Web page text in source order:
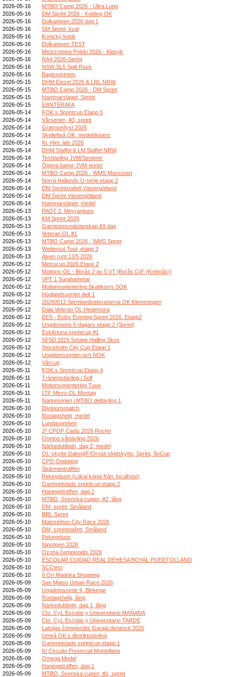
2026-05-16
MTBO Camp 2026 - Ultra Long
2026-05-16
DM Sprint 2026 - Kolding OK
2026-05-16
Dolkampen 2026 dag 1
2026-05-16
SM Sprint, kval
2026-05-16
Konický kotár
2026-05-16
Dolkampen TEST
2026-05-16
Mistrzostwa Polski 2026 - Klasyk
2026-05-16
RA4 2026-Sprint
2026-05-16
NSW SL5 Split Rock
2026-05-16
Bagissprinten
2026-05-15
DHM Einzel 2026 & LRL NRW
2026-05-15
MTBO Camp 2026 - DM Sprint
2026-05-15
Hammarslaget, Sprint
2026-05-15
53INTERAFA
2026-05-14
FOK:s Sprintcup Etapp 5
2026-05-14
Vårserien, #3, sprint
2026-05-14
Grænsedyst 2026
2026-05-14
Skellefteå OK, medeldistans
2026-05-14
Kr. Him. løb 2026
2026-05-14
DHM Staffel & LM Staffel NRW
2026-05-14
Testtävling JVM/Seniorer
2026-05-14
Öppna banor JVM-tester
2026-05-14
MTBO Camp 2026 - WMS Massstart
2026-05-14
Norra Hallands U-serie etapp 2
2026-05-14
DM Sprintstafett Västergötland
2026-05-14
DM Sprint Västergötland
2026-05-14
Hammarslaget, medel
2026-05-13
PAOT 2_Meyrargues
2026-05-13
KM Sprint 2026
2026-05-13
Garnisionsmästerskap A9 dag
2026-05-13
Veteran OL #1
2026-05-13
MTBO Camp 2026 - WMS Sprint
2026-05-13
Wettersol Tour, etapp 3
2026-05-13
Älven runt 13/5 2026
2026-05-12
Metrocup 2026 Etape 2
2026-05-12
Motions-OL - Borås 2 av 5 VT [Borås GIF (Knektås)]
2026-05-12
VPT 1 Surahammar
2026-05-12
Motionsorientering Skattkärrs SOK
2026-05-12
Höglandsserien delt 1
2026-05-12
20260512 Sörmlandveteranerna OK Klemmingen
2026-05-12
Dala Veteran OL Hedemora
2026-05-12
EES - Eslöv Evening Sprint 2026. Etapp2
2026-05-12
Ungdomens 5-dagars etapp 2 (Sprint)
2026-05-12
Eskilstuna sprintcup #1
2026-05-12
SF5D 2026 5etape Halling Skov
2026-05-12
Stockholm City Cup Etapp 1
2026-05-12
Ungdomsserien och NOK
2026-05-12
Vårcup
2026-05-11
FOK:s Sprintcup Etapp 4
2026-05-11
Träningstävling i Solf
2026-05-11
Motionsorientering Tuve
2026-05-11
LTF Micro-OL Montag
2026-05-11
Närkeserien i MTBO deltävling 1
2026-05-10
Divisionsmatch
2026-05-10
Roslagshelg, medel
2026-05-10
Lundasprinten
2026-05-10
2º CPOP Cadiz 2026 Roche
2026-05-10
Orintos vårtävling 2026
2026-05-10
Närkedubbeln, dag 2, medel
2026-05-10
OL-skytte DalregIF/Ornäs skidskytte, Sprint, SvCup
2026-05-10
CPO Ondategi
2026-05-10
Skärmenträffen
2026-05-10
Pekingduon (Lokal kopia från: localhost)
2026-05-10
Gammelstads sprintcup etapp 2
2026-05-10
Haningeträffen, dag 2
2026-05-10
MTBO, Svenska cupen, #2, lång
2026-05-10
DM, sprint, Småland
2026-05-10
BRL Sprint
2026-05-10
Matosinhos City Race 2026
2026-05-10
DM, sprintstafett, Småland
2026-05-10
Pekingduon
2026-05-10
Nipstigen 2026
2026-05-10
Ozona čempionāts 2026
2026-05-10
ESCOLAR CUIDAD REAL DEHESA BOYAL-PUERTOLLANO
2026-05-10
SCCtest
2026-05-10
II Ori Madeira Shopping
2026-05-09
San Mateo Urban Race 2026
2026-05-09
Ungdomsserie 4, Blekinge
2026-05-09
Roslagshelg, lång
2026-05-09
Närkedubbeln, dag 1, lång
2026-05-09
Cto. CyL Escolar y Universitario MAÑANA
2026-05-09
Cto. CyL Escolar y Universitario TARDE
2026-05-09
Latvijas čempionāts Garajā distancē 2026
2026-05-09
Umeå OK:s distriktstävling
2026-05-09
Gammelstads sprintcup etapp 1
2026-05-09
IV Circuito Provincial Montellano
2026-05-09
Omega Medel
2026-05-09
Haningeträffen, dag 1
2026-05-09
MTBO, Svenska cupen, #1, sprint